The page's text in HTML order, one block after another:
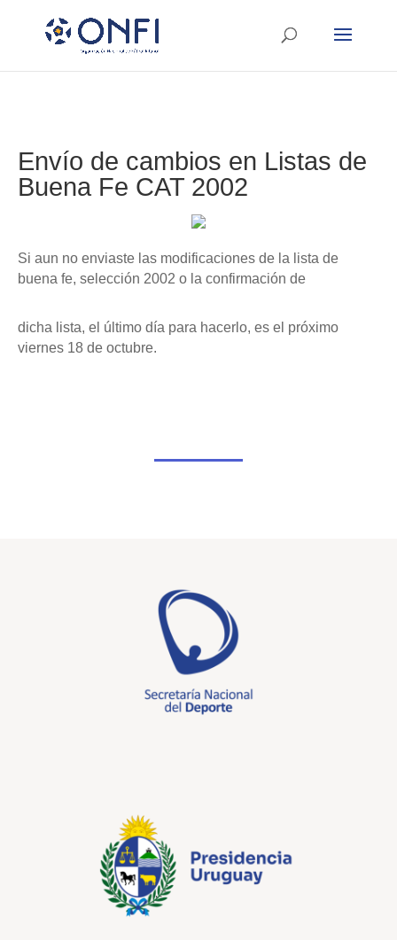
Envío de cambios en Listas de
Buena Fe CAT 2002
Si aun no enviaste las modificaciones de la lista de
buena fe, selección 2002 o la confirmación de
dicha lista, el último día para hacerlo, es el próximo
viernes 18 de octubre.